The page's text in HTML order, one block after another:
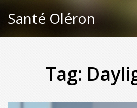
Santé Oléron
Tag: